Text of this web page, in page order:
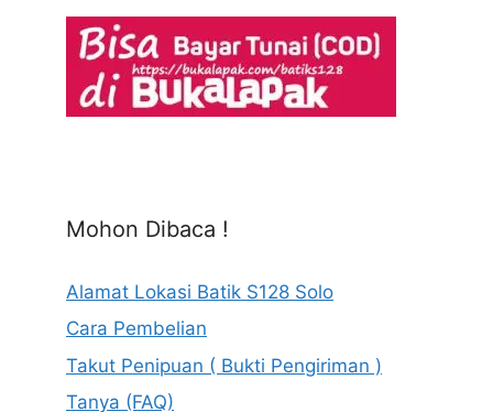
Mohon Dibaca !
Alamat Lokasi Batik S128 Solo
Cara Pembelian
Takut Penipuan ( Bukti Pengiriman )
Tanya (FAQ)